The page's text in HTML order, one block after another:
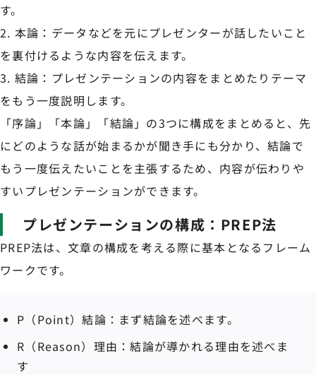
す。
本論：データなどを元にプレゼンターが話したいこと
を裏付けるような内容を伝えます。
結論：プレゼンテーションの内容をまとめたりテーマ
をもう一度説明します。
「序論」「本論」「結論」の3つに構成をまとめると、先
にどのような話が始まるかが聞き手にも分かり、結論で
もう一度伝えたいことを主張するため、内容が伝わりや
すいプレゼンテーションができます。
プレゼンテーションの構成：PREP法
PREP法は、文章の構成を考える際に基本となるフレーム
ワークです。
P（Point）結論：まず結論を述べます。
R（Reason）理由：結論が導かれる理由を述べま
す